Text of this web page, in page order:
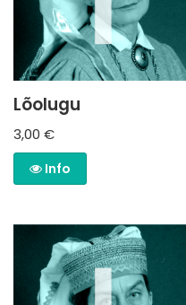
Lõolugu
3,00 €
Info